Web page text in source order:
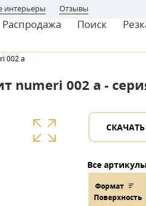
интерьеры Отзывы
Распродажа Поиск
002 a
numeri 002 a -
Все артикулы
Формат
Поверхность